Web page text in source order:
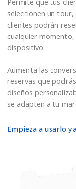
seleccionen un
clientes podrán
cualquier
dispositivo.
Aumenta las
reservas que
diseños
se adapten a tu
Empieza a usarlo